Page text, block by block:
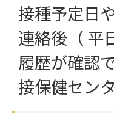
接種予定日
連絡後（ 平
履歴が確認
接保健セン